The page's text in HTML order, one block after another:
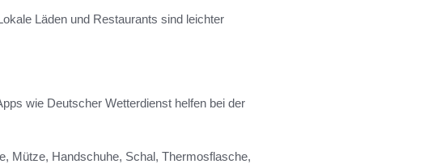
Läden und Restaurants sind leichter
wie Deutscher Wetterdienst helfen bei der
Mütze, Handschuhe, Schal, Thermosflasche,